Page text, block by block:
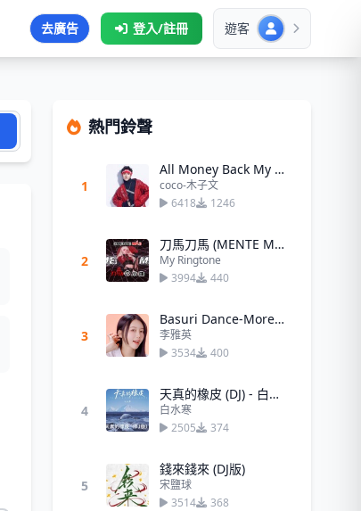
去廣告 登入/註冊 遊客
熱門鈴聲
1
All Money Back My Home (把錢往我家裡送)
coco-木子文
6418
1246
2
刀馬刀馬 (MENTE MÁ)Bgm
My Ringtone
3994
440
3
Basuri Dance-More上車舞
李雅英
3534
400
4
天真的橡皮 (DJ) - 白水寒
白水寒
2505
374
5
錢來錢來 (DJ版)
宋鹽球
3514
368